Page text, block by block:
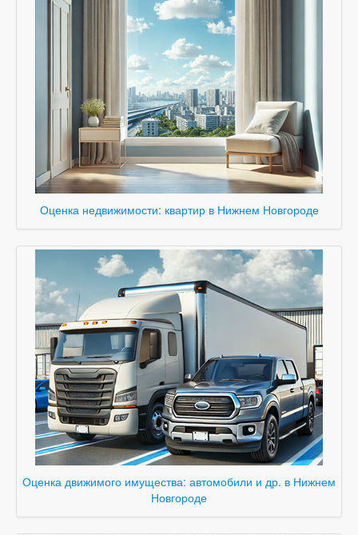
Оценка недвижимости: квартир в Нижнем Новгороде
Оценка движимого имущества: автомобили и др. в Нижнем
Новгороде